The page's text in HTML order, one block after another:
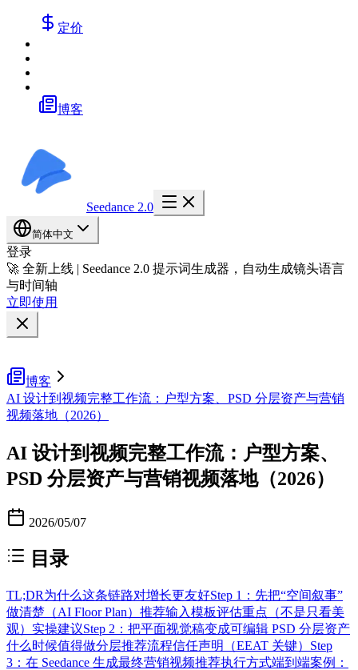
定价
博客
Seedance 2.0
简体中文
登录
🚀 全新上线 | Seedance 2.0 提示词生成器，自动生成镜头语言
与时间轴
立即使用
博客
AI 设计到视频完整工作流：户型方案、PSD 分层资产与营销
视频落地（2026）
AI 设计到视频完整工作流：户型方案、
PSD 分层资产与营销视频落地（2026）
2026/05/07
目录
TL;DR为什么这条链路对增长更友好Step 1：先把“空间叙事”
做清楚（AI Floor Plan） 推荐输入模板评估重点（不是只看美
观） 实操建议Step 2：把平面视觉稿变成可编辑 PSD 分层资产
什么时候值得做分层推荐流程信任声明（EEAT 关键） Step
3：在 Seedance 生成最终营销视频推荐执行方式端到端案例：